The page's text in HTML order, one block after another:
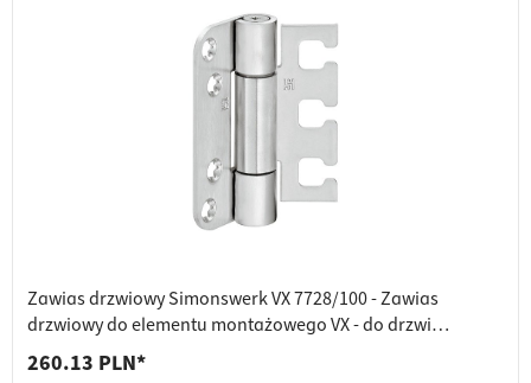
Zawias drzwiowy Simonswerk VX 7728/100 - Zawias
drzwiowy do elementu montażowego VX - do drzwi
przylgowych 20 mm
260.13 PLN*